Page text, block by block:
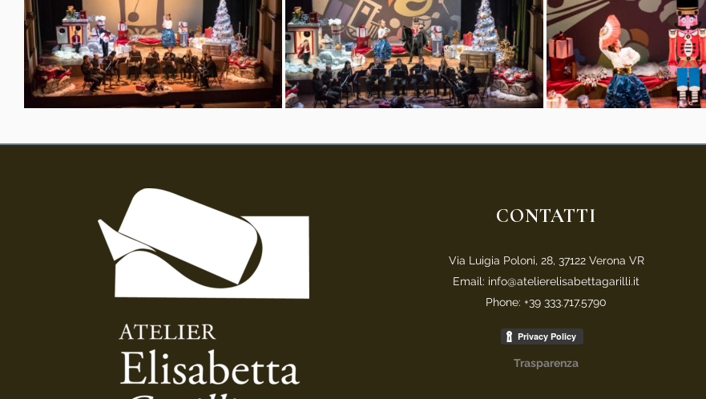
CONTATTI
Via Luigia Poloni, 28, 37122 Verona VR
Email: info@atelierelisabettagarilli.it
Phone: +39 333.717.5790
Trasparenza